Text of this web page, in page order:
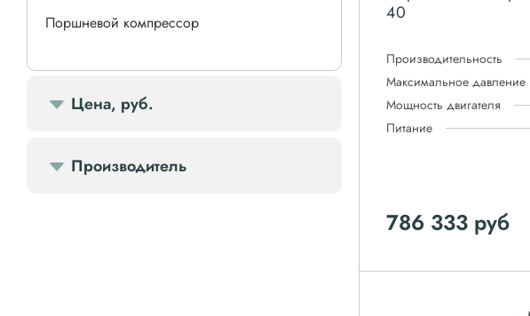
Поршневой компрессор
Спиральные компрессоры
Цена, руб.
Производитель
40
Производительность
Максимальное давление
Мощность двигателя
Питание
786 333 руб